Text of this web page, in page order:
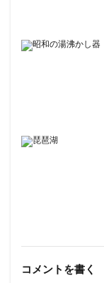
コメントを書く